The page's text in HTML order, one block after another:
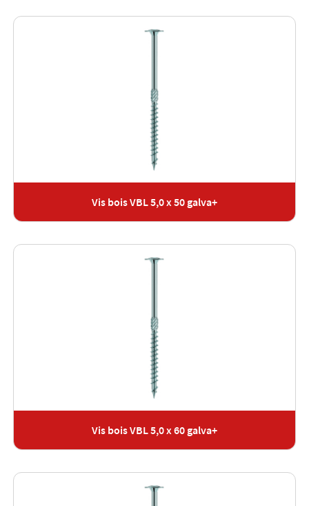
Vis bois VBL 5,0 x 50 galva+
Vis bois VBL 5,0 x 60 galva+